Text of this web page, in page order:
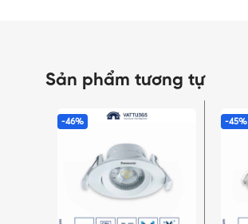
Sản phẩm tương tự
-46% -45%